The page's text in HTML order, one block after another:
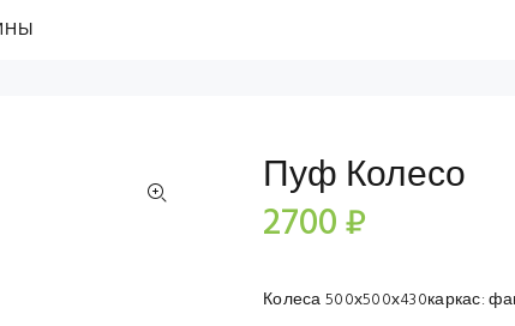
Пуф Колесо
2700 ₽
Колеса 500х500х430каркас: